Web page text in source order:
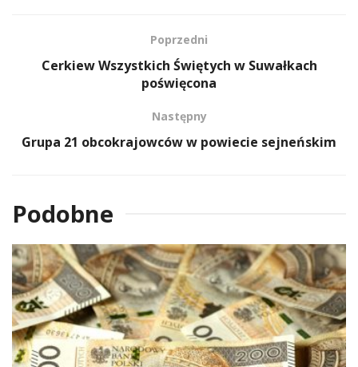
Poprzedni
Cerkiew Wszystkich Świętych w Suwałkach
poświęcona
Następny
Grupa 21 obcokrajowców w powiecie sejneńskim
Podobne